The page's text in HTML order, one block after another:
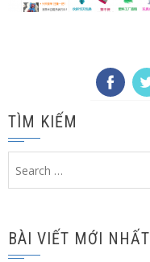
TÌM KIẾM
BÀI VIẾT MỚI NHẤT